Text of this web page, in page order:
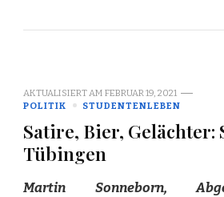
AKTUALISIERT AM FEBRUAR 19, 2021
POLITIK
STUDENTENLEBEN
Satire, Bier, Gelächter:
Tübingen
Martin Sonneborn,